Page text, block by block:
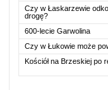
Czy w Łaskarzewie
drogę?
600-lecie Garwolina
Czy w Łukowie może
Kościół na Brzeskiej po